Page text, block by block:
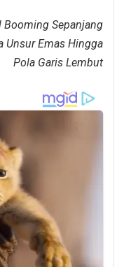
Booming Sepanjang
Unsur Emas Hingga
Pola Garis Lembut